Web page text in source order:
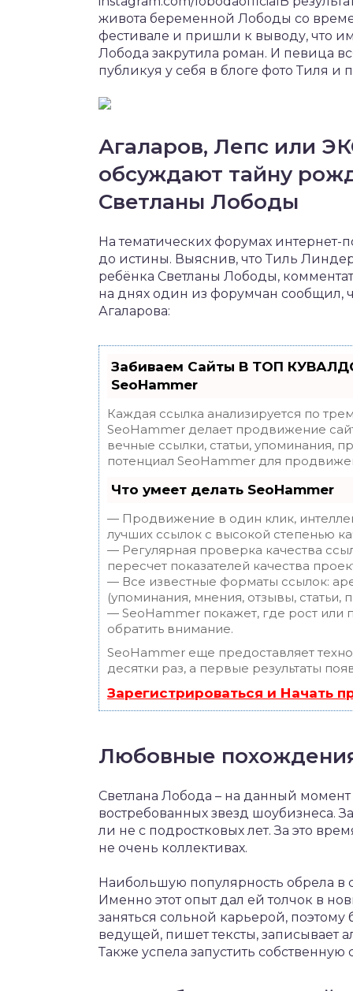
живота беременной Лободы со
фестивале и пришли к выводу, что
Лобода закрутила роман. И певица
публикуя у себя в блоге фото Тиля и
Агаларов, Лепс или
обсуждают тайну
Светланы Лободы
На тематических форумах интернет-
до истины. Выяснив, что Тиль
ребёнка Светланы Лободы,
на днях один из форумчан сообщил,
Агаларова:
Забиваем Сайты В ТОП
SeoHammer
Каждая ссылка анализируется по
SeoHammer делает продвижение
вечные ссылки, статьи, упоминания,
потенциал SeoHammer для
Что умеет делать SeoHammer
— Продвижение в один клик,
лучших ссылок с высокой степенью
— Регулярная проверка качества
пересчет показателей качества
— Все известные форматы ссылок:
(упоминания, мнения, отзывы, статьи,
— SeoHammer покажет, где рост или
обратить внимание.
SeoHammer еще предоставляет
десятки раз, а первые результаты
Зарегистрироваться и Начать
Любовные
Светлана Лобода – на данный
востребованных звезд шоубизнеса.
ли не с подростковых лет. За это
не очень коллективах.
Наибольшую популярность обрела в
Именно этот опыт дал ей толчок в
заняться сольной карьерой, поэтому
ведущей, пишет тексты, записывает
Также успела запустить